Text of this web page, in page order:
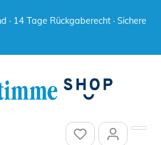
· 14 Tage Rückgaberecht · Sichere